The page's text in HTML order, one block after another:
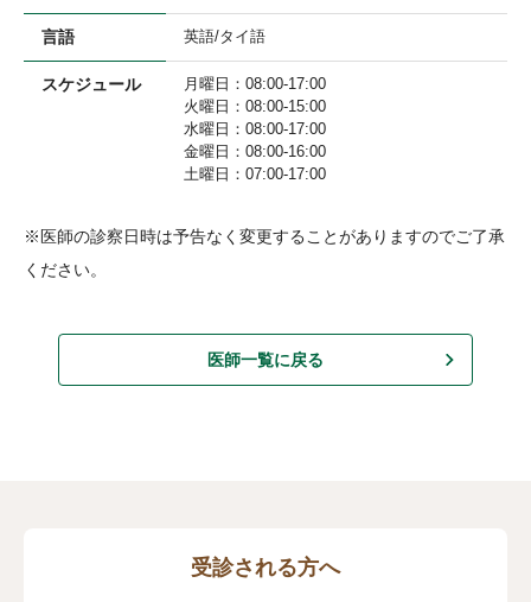
言語 英語/タイ語
スケジュール
月曜日：08:00-17:00
火曜日：08:00-15:00
水曜日：08:00-17:00
金曜日：08:00-16:00
土曜日：07:00-17:00
※医師の診察日時は予告なく変更することがありますのでご了承
ください。
医師一覧に戻る
受診される方へ